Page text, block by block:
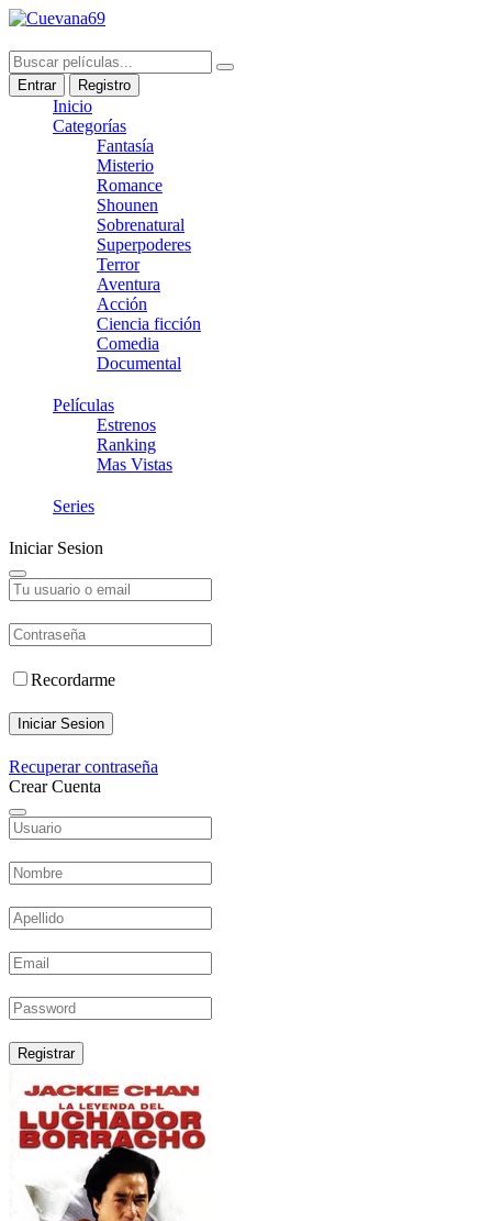
Entrar Registro
Inicio
Categorías
Fantasía
Misterio
Romance
Shounen
Sobrenatural
Superpoderes
Terror
Aventura
Acción
Ciencia ficción
Comedia
Documental
Películas
Estrenos
Ranking
Mas Vistas
Series
Iniciar Sesion
Recordarme
Iniciar Sesion
Recuperar contraseña
Crear Cuenta
Registrar